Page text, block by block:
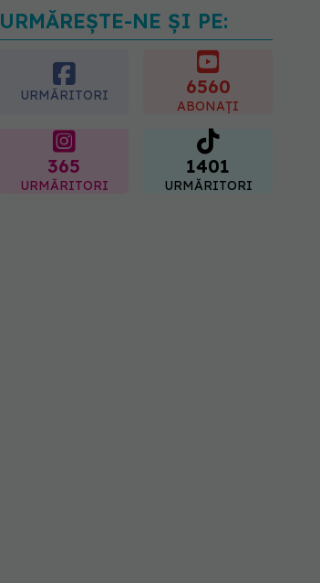
EXCLUSIV Brahiterapie
vs radioterapie externă în
cancerul ginecologic. Dr.
Sorin Bogdan (SANADOR)
explică diferența și cum
acționează tratamentul
URMĂREȘTE-NE ȘI PE:
URMĂRITORI 6560
ABONAȚI
365
URMĂRITORI
1401
URMĂRITORI